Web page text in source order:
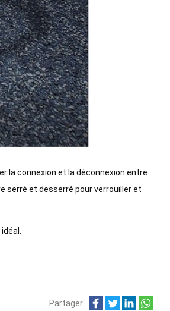
la connexion et la déconnexion entre
serré et desserré pour verrouiller et
Partager: